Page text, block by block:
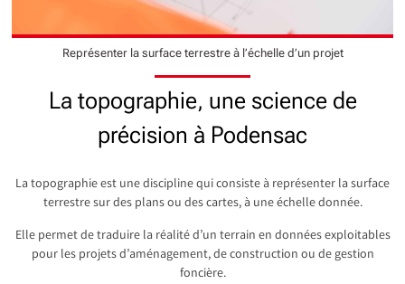
Représenter la surface terrestre à l’échelle d’un projet
La topographie, une science de
précision à Podensac
La topographie est une discipline qui consiste à représenter la surface
terrestre sur des plans ou des cartes, à une échelle donnée.
Elle permet de traduire la réalité d’un terrain en données exploitables
pour les projets d’aménagement, de construction ou de gestion
foncière.